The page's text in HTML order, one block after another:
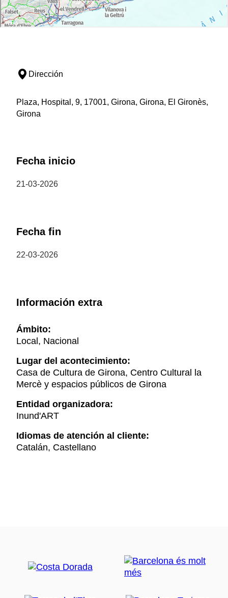
Dirección
Plaza, Hospital, 9, 17001, Girona, Girona, El Gironès,
Girona
Fecha inicio
21-03-2026
Fecha fin
22-03-2026
Información extra
Ámbito:
Local, Nacional
Lugar del acontecimiento:
Casa de Cultura de Girona, Centro Cultural la
Mercè y espacios públicos de Girona
Entidad organizadora:
Inund'ART
Idiomas de atención al cliente:
Catalán, Castellano